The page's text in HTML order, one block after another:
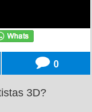
0
3D?